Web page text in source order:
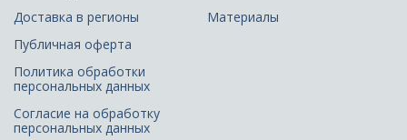
Доставка в регионы
Публичная оферта
Политика обработки
персональных данных
Согласие на обработку
персональных данных
Материалы